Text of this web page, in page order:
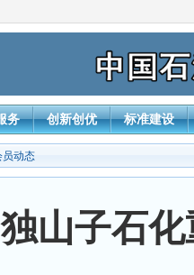
务 创新创优 标准建设
员动态
山子石